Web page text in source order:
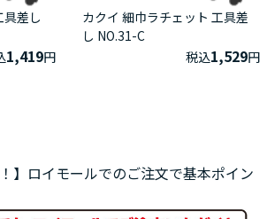
差し
1,419円
カクイ 細巾ラチェット 工具差
し NO.31-C
税込1,529円
】ロイモールでのご注文で基本ポイン